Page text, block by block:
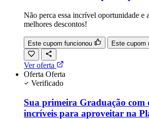
Não perca essa incrível oportunidade e
melhores descontos!
Este cupom funcionou Este cupom
Ver oferta
Oferta Oferta
Verificado
Sua primeira Graduação com
incríveis para aproveitar na